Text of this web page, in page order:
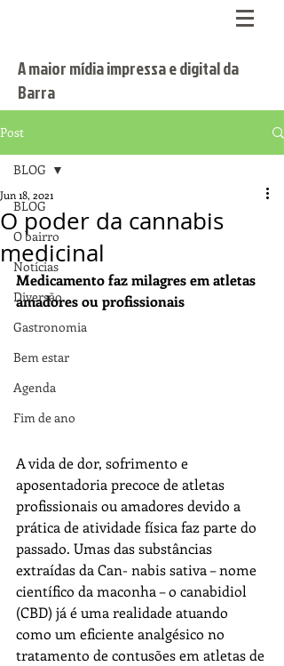
A maior mídia impressa e digital da
Barra
Post
BLOG
O bairro
Notícias
Diversão
Gastronomia
Bem estar
Agenda
Fim de ano
BLOG
O poder da cannabis
medicinal
Jun 18, 2021
Medicamento faz milagres em atletas
amadores ou profissionais
A vida de dor, sofrimento e
aposentadoria precoce de atletas
profissionais ou amadores devido a
prática de atividade física faz parte do
passado. Umas das substâncias
extraídas da Can- nabis sativa – nome
científico da maconha – o canabidiol
(CBD) já é uma realidade atuando
como um eficiente analgésico no
tratamento de contusões em atletas de